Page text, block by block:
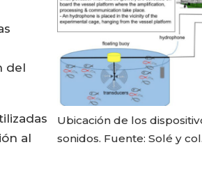
Ubicación de los
sonidos. Fuente: Solé y
del
al